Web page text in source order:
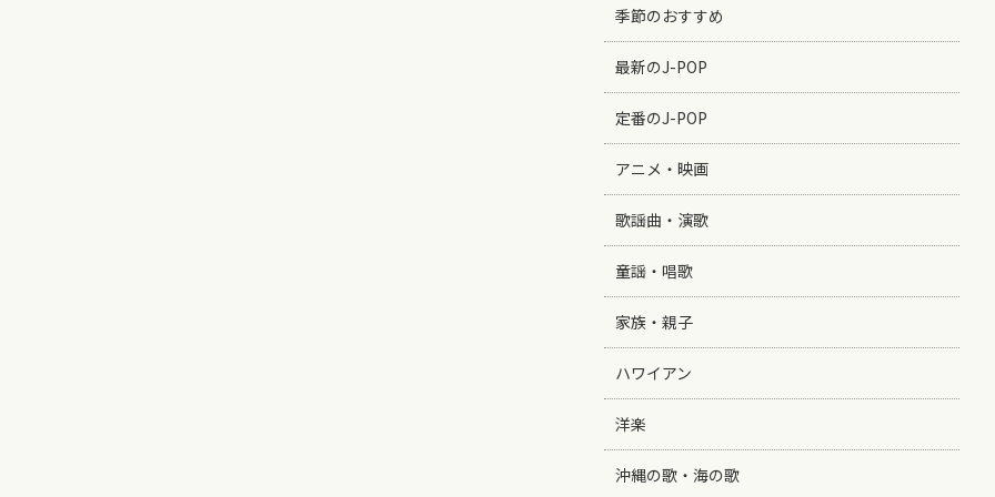
季節のおすすめ
最新のJ-POP
定番のJ-POP
アニメ・映画
歌謡曲・演歌
童謡・唱歌
家族・親子
ハワイアン
洋楽
沖縄の歌・海の歌